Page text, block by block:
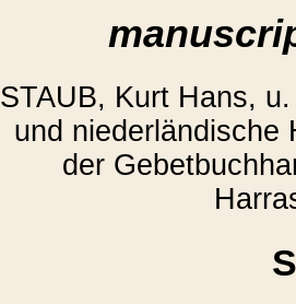
STAUB, Kurt Hans,
und niederländische
der